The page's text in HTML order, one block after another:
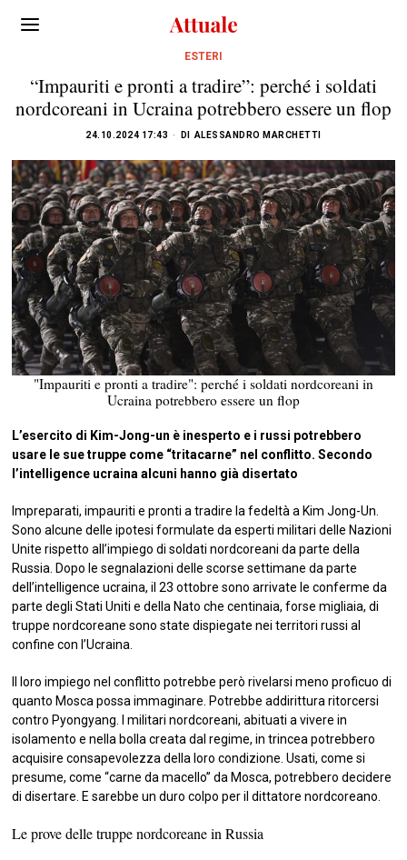
ESTERI
“Impauriti e pronti a tradire”: perché i soldati
nordcoreani in Ucraina potrebbero essere un flop
24.10.2024 17:43 DI ALESSANDRO MARCHETTI
"Impauriti e pronti a tradire": perché i soldati nordcoreani in
Ucraina potrebbero essere un flop
L’esercito di Kim-Jong-un è inesperto e i russi potrebbero
usare le sue truppe come “tritacarne” nel conflitto. Secondo
l’intelligence ucraina alcuni hanno già disertato
Impreparati, impauriti e pronti a tradire la fedeltà a Kim Jong-Un.
Sono alcune delle ipotesi formulate da esperti militari delle Nazioni
Unite rispetto all’impiego di soldati nordcoreani da parte della
Russia. Dopo le segnalazioni delle scorse settimane da parte
dell’intelligence ucraina, il 23 ottobre sono arrivate le conferme da
parte degli Stati Uniti e della Nato che centinaia, forse migliaia, di
truppe nordcoreane sono state dispiegate nei territori russi al
confine con l’Ucraina.
Il loro impiego nel conflitto potrebbe però rivelarsi meno proficuo di
quanto Mosca possa immaginare. Potrebbe addirittura ritorcersi
contro Pyongyang. I militari nordcoreani, abituati a vivere in
isolamento e nella bolla creata dal regime, in trincea potrebbero
acquisire consapevolezza della loro condizione. Usati, come si
presume, come “carne da macello” da Mosca, potrebbero decidere
di disertare. E sarebbe un duro colpo per il dittatore nordcoreano.
Le prove delle truppe nordcoreane in Russia